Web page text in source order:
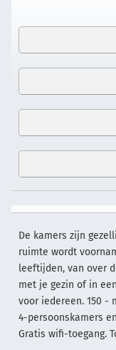
De kamers zijn
ruimte wordt
leeftijden, van over
met je gezin of in
voor iedereen. 150 -
4-persoonskamers
Gratis wifi-toegang.